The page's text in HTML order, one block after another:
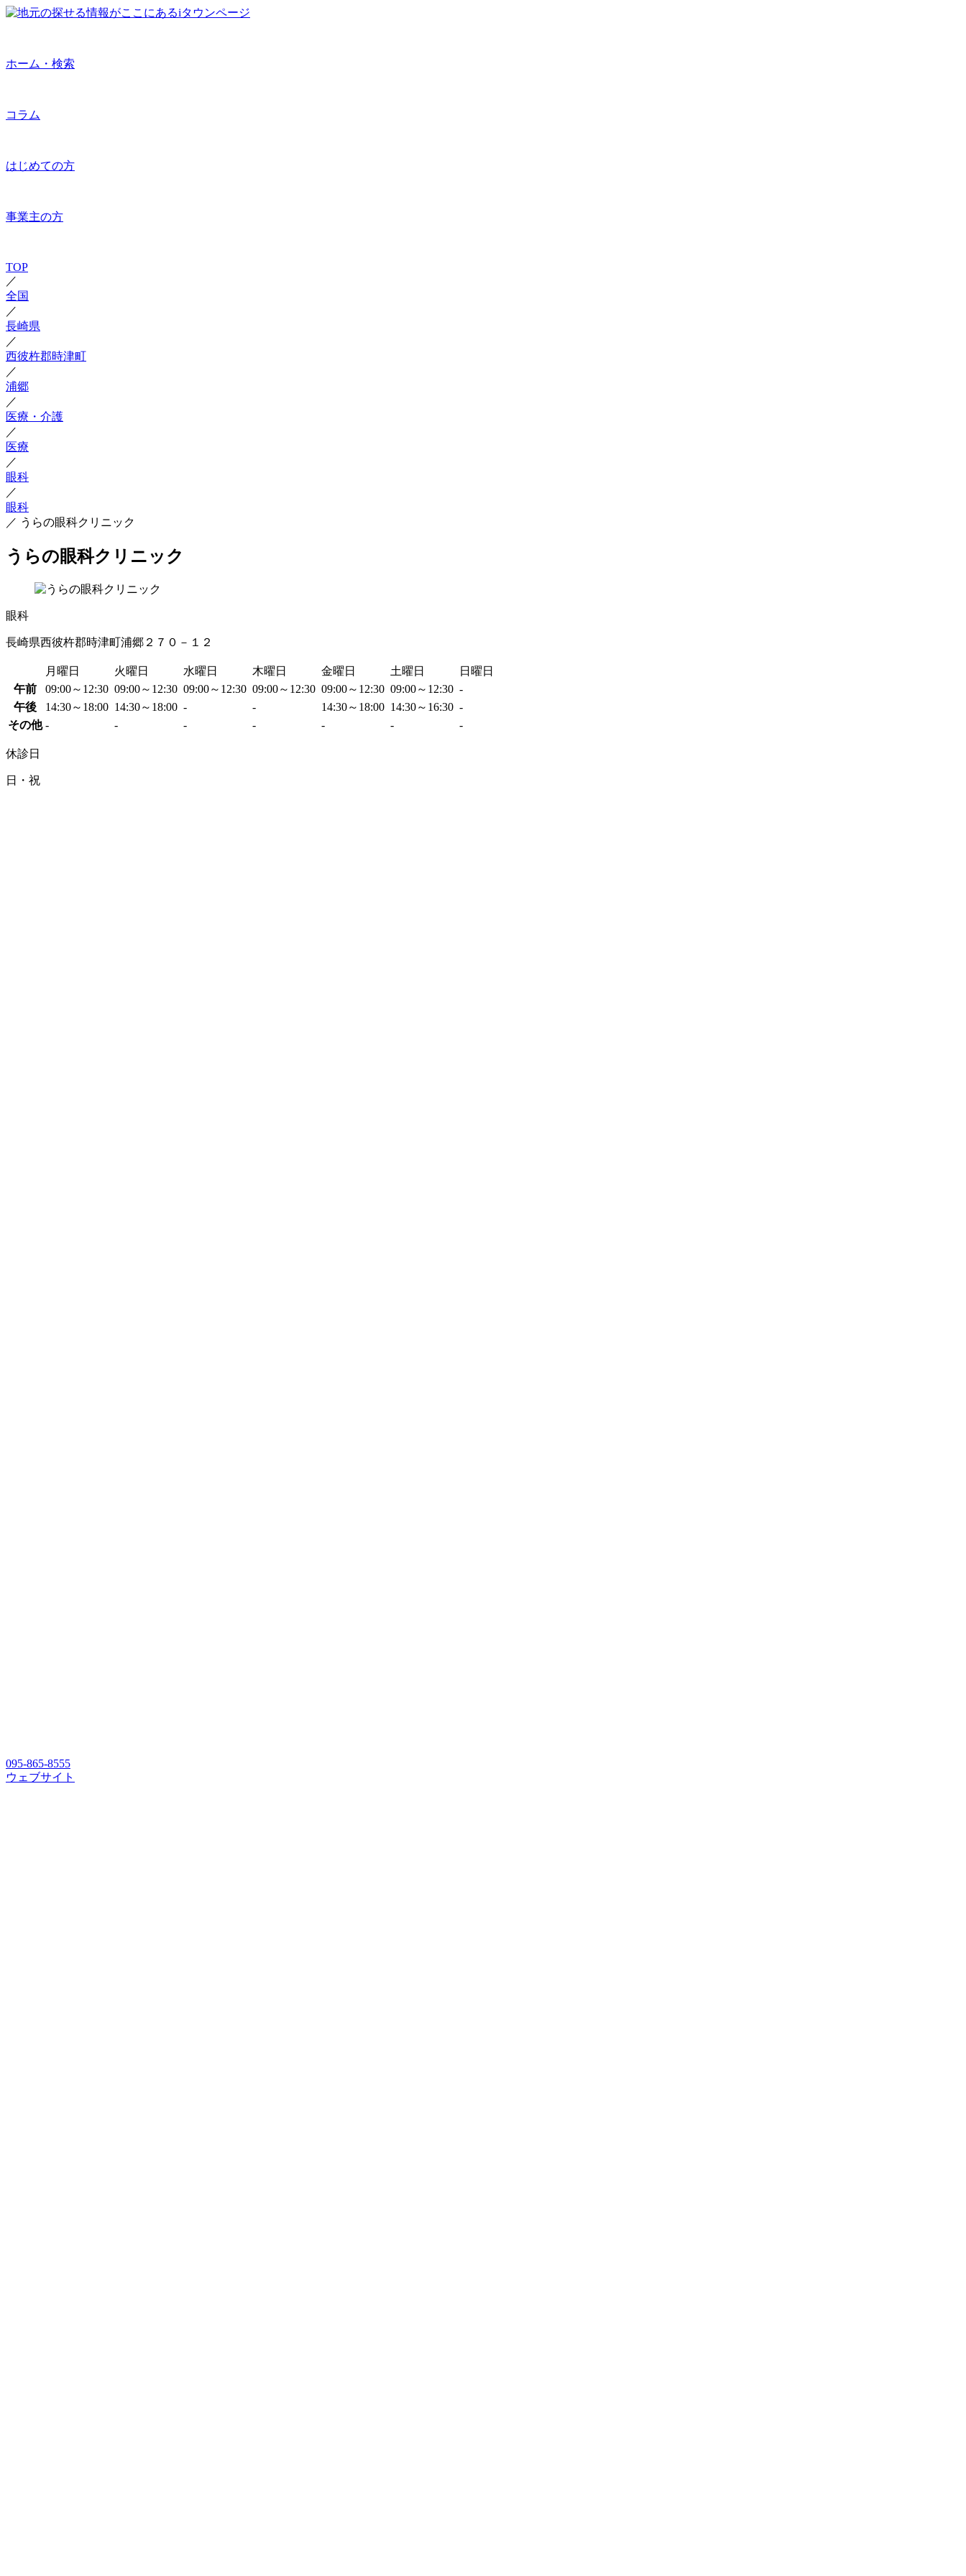
ホーム・検索
コラム
はじめての方
事業主の方
TOP
／
全国
／
長崎県
／
西彼杵郡時津町
／
浦郷
／
医療・介護
／
医療
／
眼科
／
眼科
／ うらの眼科クリニック
うらの眼科クリニック
眼科
長崎県西彼杵郡時津町浦郷２７０－１２
月曜日 火曜日 水曜日 木曜日 金曜日 土曜日
日曜日
午前
09:00～12:30 09:00～12:30 09:00～12:30 09:00～12:30 09:00～12:30 09:00～12:30 -
午後
14:30～18:00 14:30～18:00 - - 14:30～18:00 14:30～16:30 -
その他 - - - - - - -
休診日
日・祝
095-865-8555
ウェブサイト